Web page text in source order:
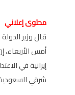
محتوى إعلاني
قال وزير
أمس الأربعاء،
إيرانية في
شرقي